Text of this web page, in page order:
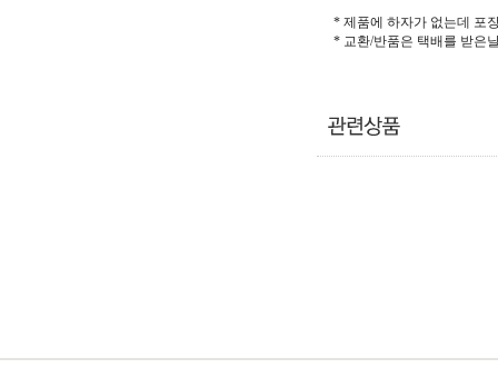
* 제품에 하자가 없는데 포
* 교환/반품은 택배를 받은